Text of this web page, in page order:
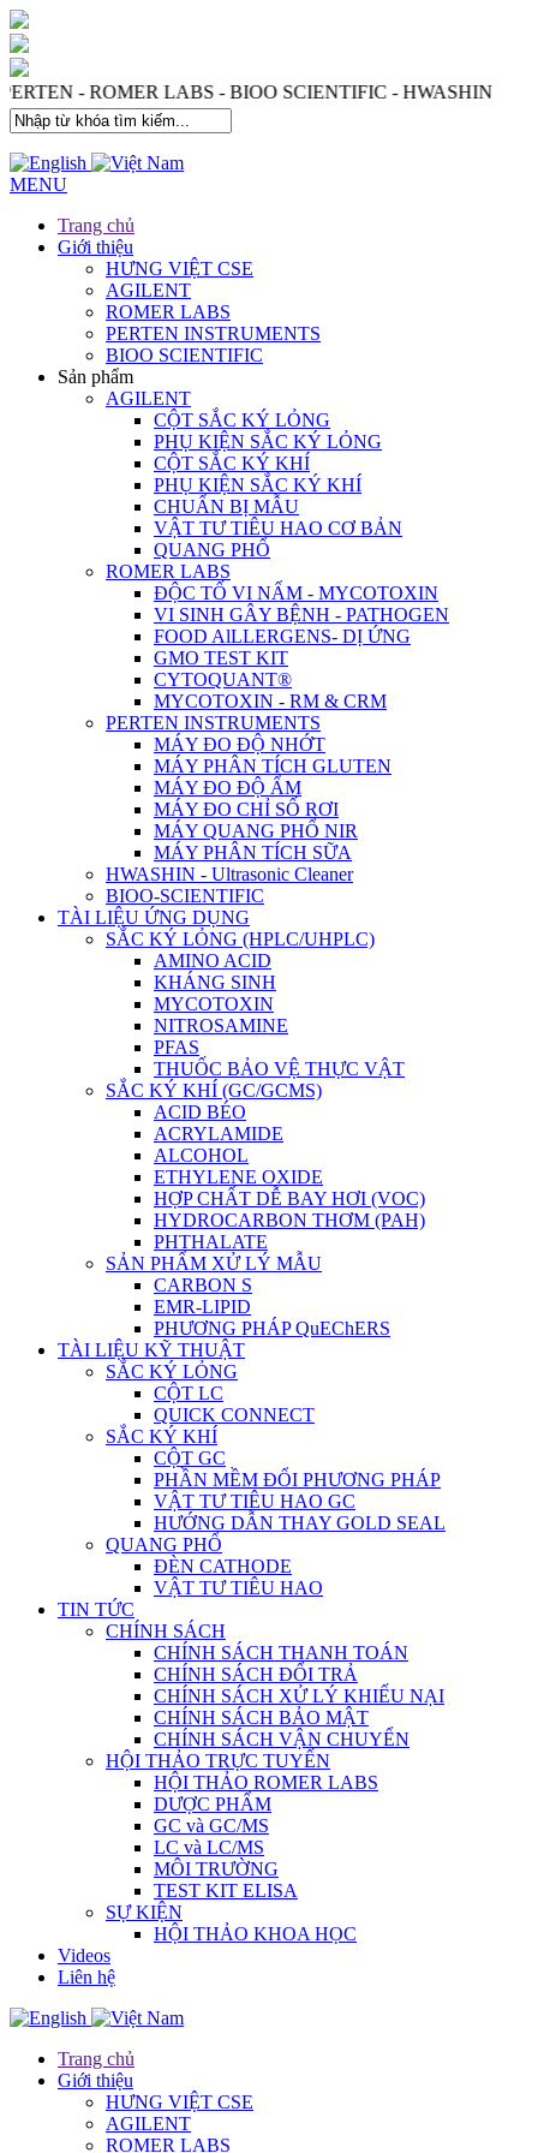
- ROMER LABS - BIOO SCIENTIFIC - HWASHIN
MENU
Trang chủ
Giới thiệu
HƯNG VIỆT CSE
AGILENT
ROMER LABS
PERTEN INSTRUMENTS
BIOO SCIENTIFIC
Sản phẩm
AGILENT
CỘT SẮC KÝ LỎNG
PHỤ KIỆN SẮC KÝ LỎNG
CỘT SẮC KÝ KHÍ
PHỤ KIỆN SẮC KÝ KHÍ
CHUẨN BỊ MẪU
VẬT TƯ TIÊU HAO CƠ BẢN
QUANG PHỔ
ROMER LABS
ĐỘC TỐ VI NẤM - MYCOTOXIN
VI SINH GÂY BỆNH - PATHOGEN
FOOD AlLLERGENS- DỊ ỨNG
GMO TEST KIT
CYTOQUANT®
MYCOTOXIN - RM & CRM
PERTEN INSTRUMENTS
MÁY ĐO ĐỘ NHỚT
MÁY PHÂN TÍCH GLUTEN
MÁY ĐO ĐỘ ẨM
MÁY ĐO CHỈ SỐ RƠI
MÁY QUANG PHỔ NIR
MÁY PHÂN TÍCH SỮA
HWASHIN - Ultrasonic Cleaner
BIOO-SCIENTIFIC
TÀI LIỆU ỨNG DỤNG
SẮC KÝ LỎNG (HPLC/UHPLC)
AMINO ACID
KHÁNG SINH
MYCOTOXIN
NITROSAMINE
PFAS
THUỐC BẢO VỆ THỰC VẬT
SẮC KÝ KHÍ (GC/GCMS)
ACID BÉO
ACRYLAMIDE
ALCOHOL
ETHYLENE OXIDE
HỢP CHẤT DỄ BAY HƠI (VOC)
HYDROCARBON THƠM (PAH)
PHTHALATE
SẢN PHẨM XỬ LÝ MẪU
CARBON S
EMR-LIPID
PHƯƠNG PHÁP QuEChERS
TÀI LIỆU KỸ THUẬT
SẮC KÝ LỎNG
CỘT LC
QUICK CONNECT
SẮC KÝ KHÍ
CỘT GC
PHẦN MỀM ĐỔI PHƯƠNG PHÁP
VẬT TƯ TIÊU HAO GC
HƯỚNG DẪN THAY GOLD SEAL
QUANG PHỔ
ĐÈN CATHODE
VẬT TƯ TIÊU HAO
TIN TỨC
CHÍNH SÁCH
CHÍNH SÁCH THANH TOÁN
CHÍNH SÁCH ĐỔI TRẢ
CHÍNH SÁCH XỬ LÝ KHIẾU NẠI
CHÍNH SÁCH BẢO MẬT
CHÍNH SÁCH VẬN CHUYỂN
HỘI THẢO TRỰC TUYẾN
HỘI THẢO ROMER LABS
DƯỢC PHẨM
GC và GC/MS
LC và LC/MS
MÔI TRƯỜNG
TEST KIT ELISA
SỰ KIỆN
HỘI THẢO KHOA HỌC
Videos
Liên hệ
Trang chủ
Giới thiệu
HƯNG VIỆT CSE
AGILENT
ROMER LABS